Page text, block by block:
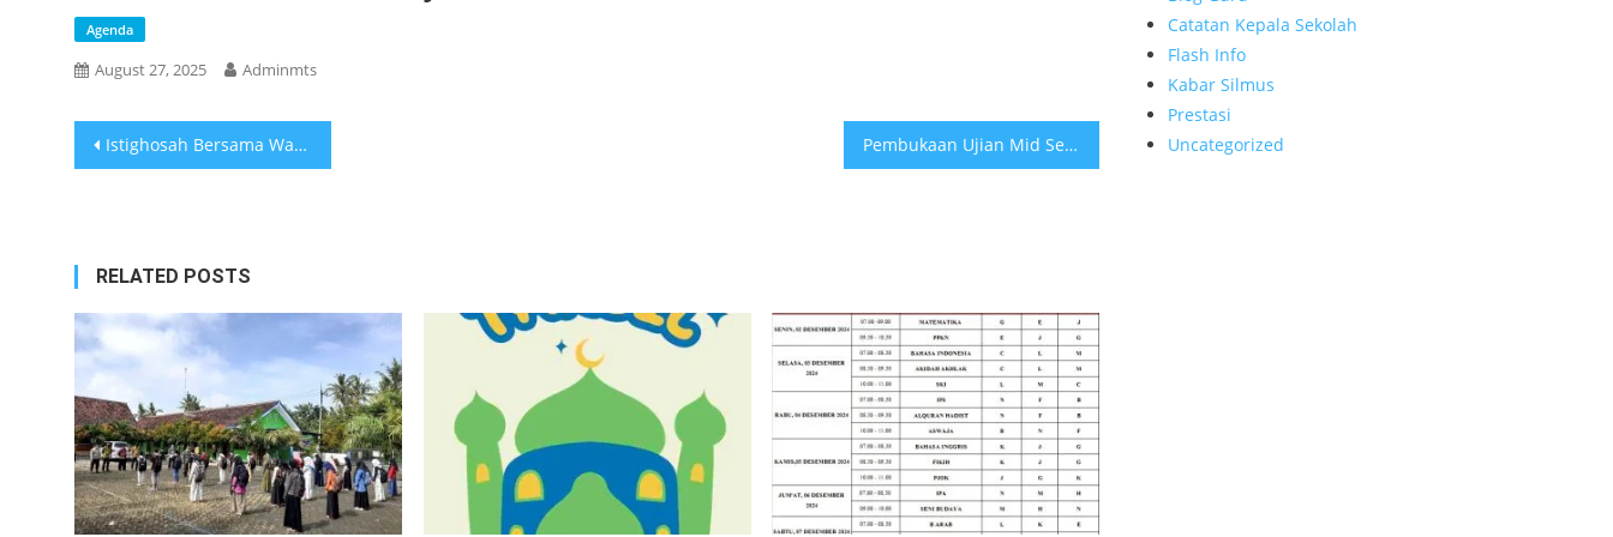
Agenda
August 27, 2025 Adminmts
Post
Istighosah Bersama Wali Murid dan Masyarakat Di MTs Silahul Muslimin Pembukaan Ujian Mid Semester Ganjil 2025
RELATED POSTS
Catatan Kepala Sekolah
Flash Info
Kabar Silmus
Prestasi
Uncategorized